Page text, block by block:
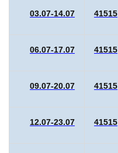
03.07-14.07 41515
06.07-17.07 41515
09.07-20.07 41515
12.07-23.07 41515